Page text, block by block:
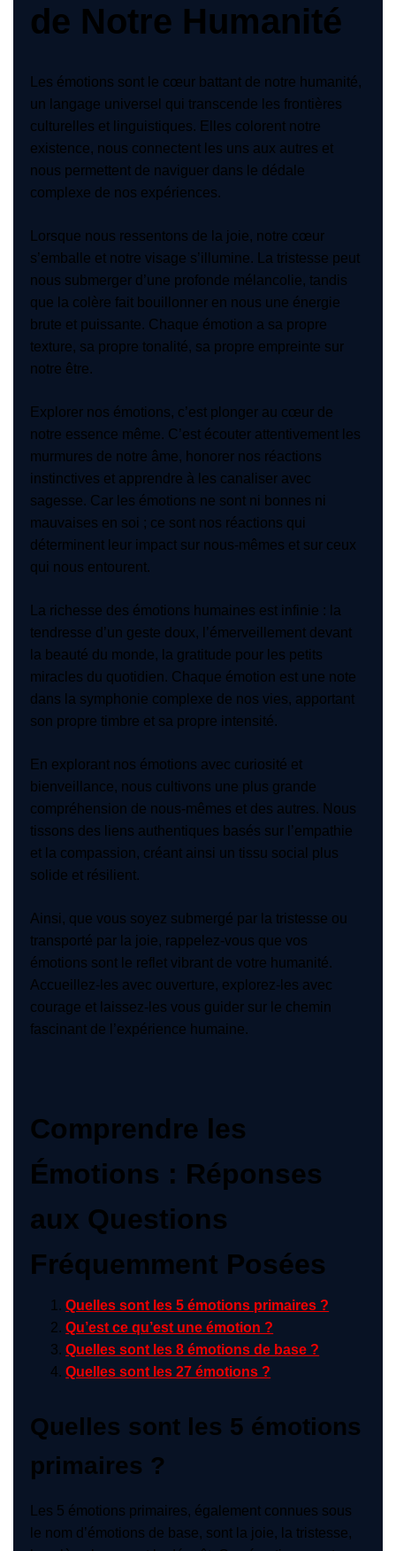
de Notre Humanité
Les émotions sont le cœur battant de notre humanité,
un langage universel qui transcende les frontières
culturelles et linguistiques. Elles colorent notre
existence, nous connectent les uns aux autres et
nous permettent de naviguer dans le dédale
complexe de nos expériences.
Lorsque nous ressentons de la joie, notre cœur
s’emballe et notre visage s’illumine. La tristesse peut
nous submerger d’une profonde mélancolie, tandis
que la colère fait bouillonner en nous une énergie
brute et puissante. Chaque émotion a sa propre
texture, sa propre tonalité, sa propre empreinte sur
notre être.
Explorer nos émotions, c’est plonger au cœur de
notre essence même. C’est écouter attentivement les
murmures de notre âme, honorer nos réactions
instinctives et apprendre à les canaliser avec
sagesse. Car les émotions ne sont ni bonnes ni
mauvaises en soi ; ce sont nos réactions qui
déterminent leur impact sur nous-mêmes et sur ceux
qui nous entourent.
La richesse des émotions humaines est infinie : la
tendresse d’un geste doux, l’émerveillement devant
la beauté du monde, la gratitude pour les petits
miracles du quotidien. Chaque émotion est une note
dans la symphonie complexe de nos vies, apportant
son propre timbre et sa propre intensité.
En explorant nos émotions avec curiosité et
bienveillance, nous cultivons une plus grande
compréhension de nous-mêmes et des autres. Nous
tissons des liens authentiques basés sur l’empathie
et la compassion, créant ainsi un tissu social plus
solide et résilient.
Ainsi, que vous soyez submergé par la tristesse ou
transporté par la joie, rappelez-vous que vos
émotions sont le reflet vibrant de votre humanité.
Accueillez-les avec ouverture, explorez-les avec
courage et laissez-les vous guider sur le chemin
fascinant de l’expérience humaine.
Comprendre les
Émotions : Réponses
aux Questions
Fréquemment Posées
Quelles sont les 5 émotions primaires ?
Qu’est ce qu’est une émotion ?
Quelles sont les 8 émotions de base ?
Quelles sont les 27 émotions ?
Quelles sont les 5 émotions
primaires ?
Les 5 émotions primaires, également connues sous
le nom d’émotions de base, sont la joie, la tristesse,